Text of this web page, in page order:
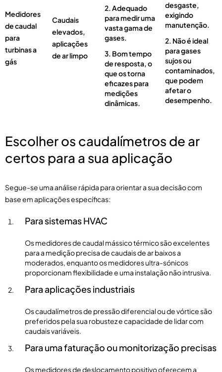
Medidores
de caudal
para
turbinas a
gás
Caudais
elevados,
aplicações
de ar limpo
Adequado
para medir uma
vasta gama de
gases.
Bom tempo
de resposta, o
que os torna
eficazes para
medições
dinâmicas.
desgaste,
exigindo
manutenção.
Não é ideal
para gases
sujos ou
contaminados,
que podem
afetar o
desempenho.
Escolher os caudalímetros de ar
certos para a sua aplicação
Segue-se uma análise rápida para orientar a sua decisão com
base em aplicações específicas:
Para sistemas HVAC
Os medidores de caudal mássico térmico são excelentes
para a medição precisa de caudais de ar baixos a
moderados, enquanto os medidores ultra-sónicos
proporcionam flexibilidade e uma instalação não intrusiva.
Para aplicações industriais
Os caudalímetros de pressão diferencial ou de vórtice são
preferidos pela sua robustez e capacidade de lidar com
caudais variáveis.
Para uma faturação ou monitorização precisas
Os medidores de deslocamento positivo oferecem a